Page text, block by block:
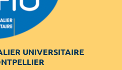
UNIVERSITAIRE